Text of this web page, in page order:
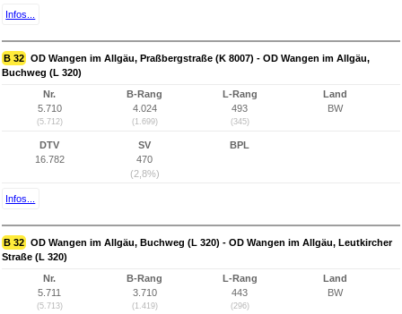
Infos...
B 32 OD Wangen im Allgäu, Praßbergstraße (K 8007) - OD Wangen im Allgäu,
Buchweg (L 320)
Nr.
5.710
(5.712)
B-Rang
4.024
(1.699)
L-Rang
493
(345)
Land
BW
DTV
16.782
SV
470
(2,8%)
BPL
Infos...
B 32 OD Wangen im Allgäu, Buchweg (L 320) - OD Wangen im Allgäu, Leutkircher
Straße (L 320)
Nr.
5.711
(5.713)
B-Rang
3.710
(1.419)
L-Rang
443
(296)
Land
BW